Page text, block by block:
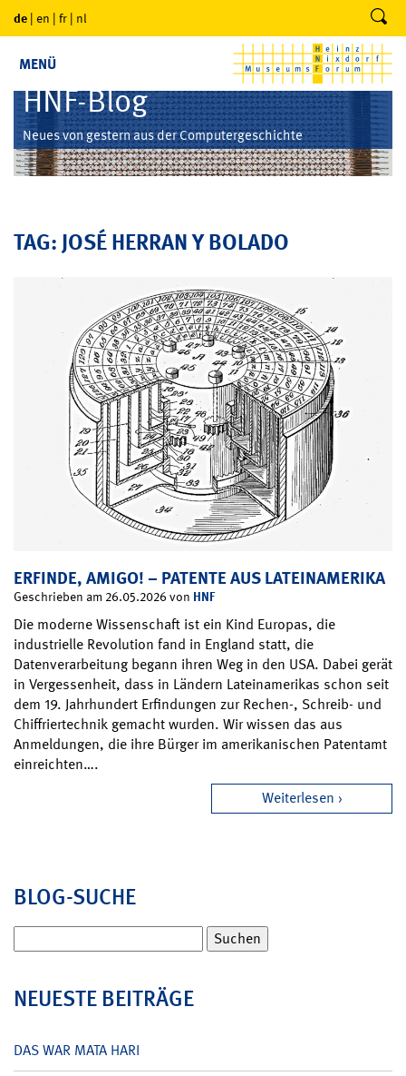
de | en | fr | nl
MENÜ
HNF-Blog
Neues von gestern aus der Computergeschichte
TAG: JOSÉ HERRAN Y BOLADO
ERFINDE, AMIGO! – PATENTE AUS LATEINAMERIKA
Geschrieben am 26.05.2026 von HNF
Die moderne Wissenschaft ist ein Kind Europas, die
industrielle Revolution fand in England statt, die
Datenverarbeitung begann ihren Weg in den USA. Dabei gerät
in Vergessenheit, dass in Ländern Lateinamerikas schon seit
dem 19. Jahrhundert Erfindungen zur Rechen-, Schreib- und
Chiffriertechnik gemacht wurden. Wir wissen das aus
Anmeldungen, die ihre Bürger im amerikanischen Patentamt
einreichten….
Weiterlesen
BLOG-SUCHE
nach:
NEUESTE BEITRÄGE
DAS WAR MATA HARI